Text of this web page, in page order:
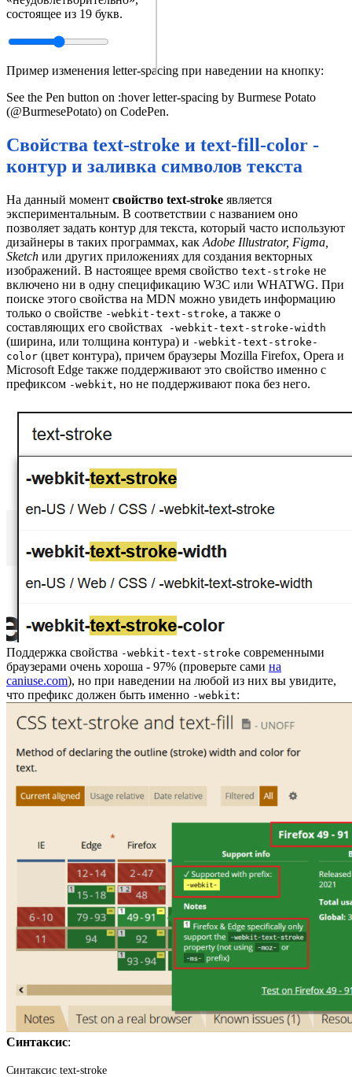
состоящее из 19 букв.
Пример изменения letter-spacing при наведении на кнопку:
See the Pen button on :hover letter-spacing by Burmese Potato
(@BurmesePotato) on CodePen.
Свойства text-stroke и text-fill-color -
контур и заливка символов текста
На данный момент свойство text-stroke является
экспериментальным. В соответствии с названием оно
позволяет задать контур для текста, который часто используют
дизайнеры в таких программах, как Adobe Illustrator, Figma,
Sketch или других приложениях для создания векторных
изображений. В настоящее время свойство text-stroke не
включено ни в одну спецификацию W3C или WHATWG. При
поиске этого свойства на MDN можно увидеть информацию
только о свойстве -webkit-text-stroke, а также о
составляющих его свойствах -webkit-text-stroke-width
(ширина, или толщина контура) и -webkit-text-stroke-
color (цвет контура), причем браузеры Mozilla Firefox, Opera и
Microsoft Edge также поддерживают это свойство именно с
префиксом -webkit, но не поддерживают пока без него.
Поддержка свойства -webkit-text-stroke современными
браузерами очень хороша - 97% (проверьте сами на
caniuse.com), но при наведении на любой из них вы увидите,
что префикс должен быть именно -webkit:
Синтаксис:
Синтаксис text-stroke